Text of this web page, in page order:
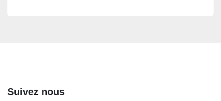
Suivez nous